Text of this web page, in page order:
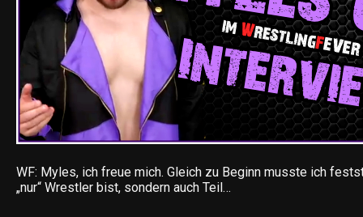
WF: Myles, ich freue mich. Gleich zu Beginn musste ich
„nur“ Wrestler bist, sondern auch Teil…